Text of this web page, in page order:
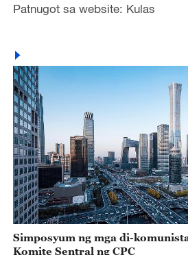
Patnugot sa website: Kulas
Simposyum ng mga di-
Komite Sentral ng CPC